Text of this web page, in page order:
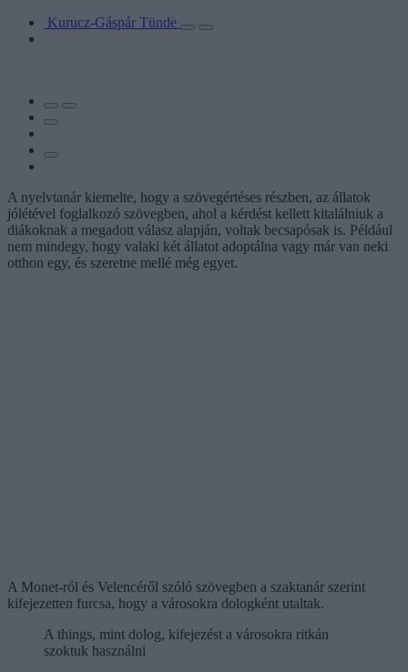
Kurucz-Gáspár Tünde
A nyelvtanár kiemelte, hogy a szövegértéses részben, az állatok
jólétével foglalkozó szövegben, ahol a kérdést kellett kitalálniuk a
diákoknak a megadott válasz alapján, voltak becsapósak is. Például
nem mindegy, hogy valaki két állatot adoptálna vagy már van neki
otthon egy, és szeretne mellé még egyet.
A Monet-ról és Velencéről szóló szövegben a szaktanár szerint
kifejezetten furcsa, hogy a városokra dologként utaltak.
A things, mint dolog, kifejezést a városokra ritkán
szoktuk használni